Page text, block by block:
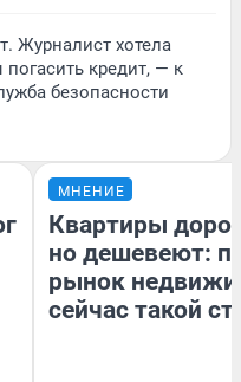
Журналист хотела
погасить кредит, — к
безопасности
МНЕНИЕ
Квартиры
но дешевеют:
рынок
сейчас такой